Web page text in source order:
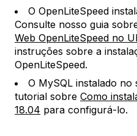
O OpenLiteSpeed
Consulte nosso guia
Web OpenLiteSpeed no
instruções sobre a
OpenLiteSpeed.
O MySQL instalado no
tutorial sobre Como
18.04 para configurá-lo.